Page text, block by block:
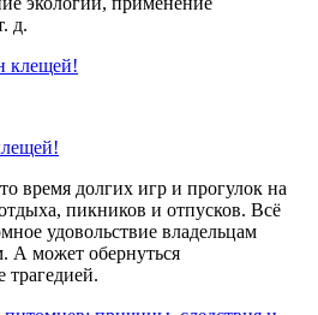
д.
время долгих игр и прогулок на
пикников и отпусков. Всё
удовольствие владельцам
А может обернуться
трагедией.